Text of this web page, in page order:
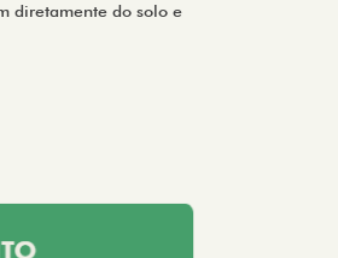
diretamente do solo e